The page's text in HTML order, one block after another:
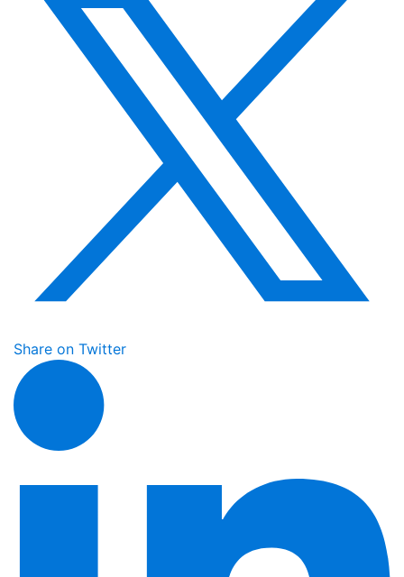
Share on Twitter